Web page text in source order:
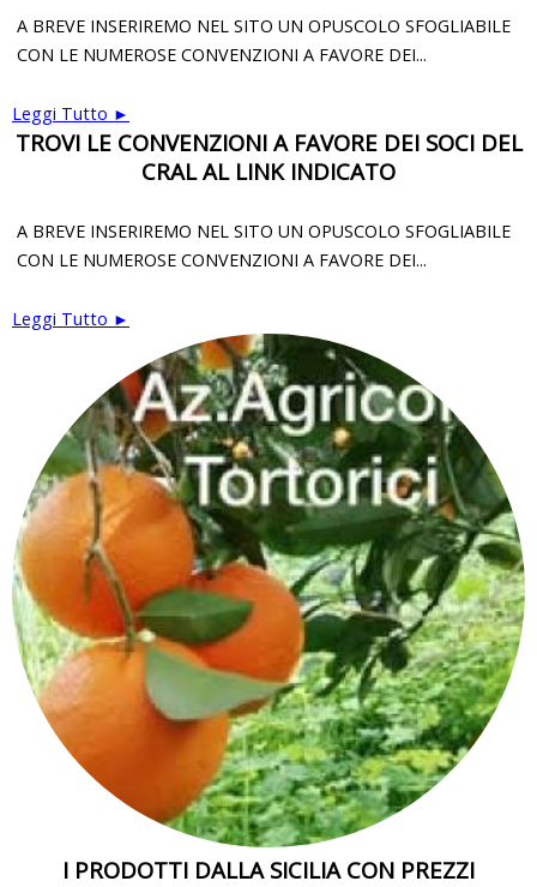
A BREVE INSERIREMO NEL SITO UN OPUSCOLO SFOGLIABILE
CON LE NUMEROSE CONVENZIONI A FAVORE DEI...
Leggi Tutto ►
TROVI LE CONVENZIONI A FAVORE DEI SOCI DEL
CRAL AL LINK INDICATO
A BREVE INSERIREMO NEL SITO UN OPUSCOLO SFOGLIABILE
CON LE NUMEROSE CONVENZIONI A FAVORE DEI...
Leggi Tutto ►
I PRODOTTI DALLA SICILIA CON PREZZI